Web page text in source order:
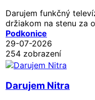
Darujem funkčný
držiakom na stenu za
Podkonice
29-07-2026
254 zobrazení
Darujem Nitra